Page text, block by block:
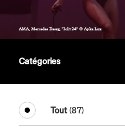
AMA, Mercedes Dassy, "Iclit 24" © Ayka Lux
Catégories
Tout(87)